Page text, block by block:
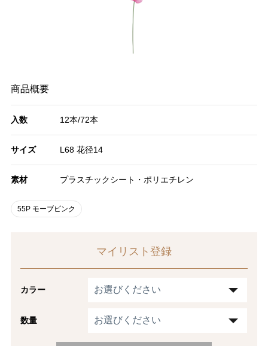
商品概要
入数 12本/72本
サイズ L68 花径14
素材 プラスチックシート・ポリエチレン
55P モーブピンク
マイリスト登録
カラー
数量